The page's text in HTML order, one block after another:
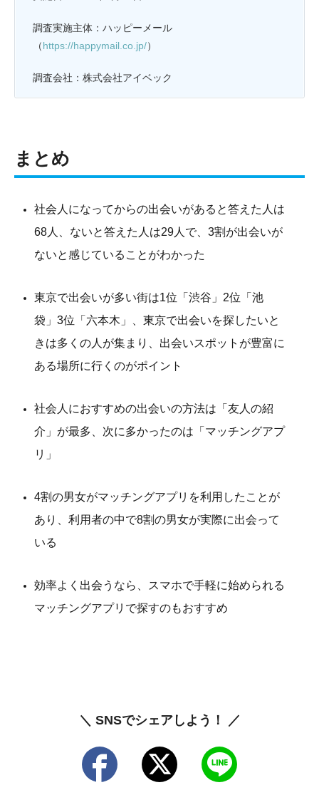
調査実施主体：ハッピーメール
（https://happymail.co.jp/）
調査会社：株式会社アイベック
まとめ
社会人になってからの出会いがあると答えた人は
68人、ないと答えた人は29人で、3割が出会いが
ないと感じていることがわかった
東京で出会いが多い街は1位「渋谷」2位「池
袋」3位「六本木」、東京で出会いを探したいと
きは多くの人が集まり、出会いスポットが豊富に
ある場所に行くのがポイント
社会人におすすめの出会いの方法は「友人の紹
介」が最多、次に多かったのは「マッチングアプ
リ」
4割の男女がマッチングアプリを利用したことが
あり、利用者の中で8割の男女が実際に出会って
いる
効率よく出会うなら、スマホで手軽に始められる
マッチングアプリで探すのもおすすめ
＼ SNSでシェアしよう！ ／